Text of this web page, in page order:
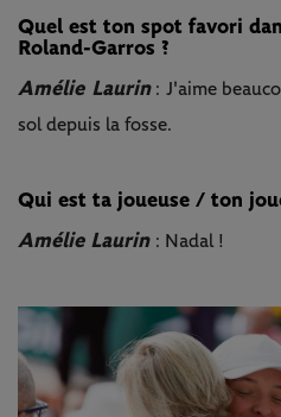
Quel est ton spot favori
Roland-Garros ?
Amélie Laurin: J'aime
sol depuis la fosse.
Qui est ta joueuse / ton
Amélie Laurin : Nadal !